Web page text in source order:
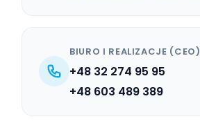
BIURO I REALIZACJE (CEO)
+48 32 274 95 95
+48 603 489 389